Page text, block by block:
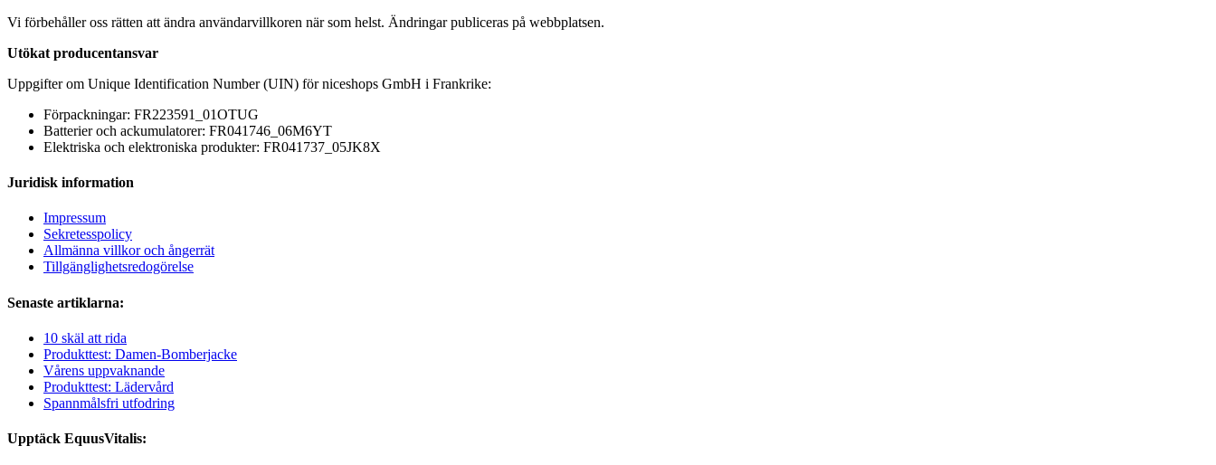
Vi förbehåller oss rätten att ändra användarvillkoren när som helst. Ändringar publiceras på webbplatsen.
Utökat producentansvar
Uppgifter om Unique Identification Number (UIN) för niceshops GmbH i Frankrike:
Förpackningar: FR223591_01OTUG
Batterier och ackumulatorer: FR041746_06M6YT
Elektriska och elektroniska produkter: FR041737_05JK8X
Juridisk information
Impressum
Sekretesspolicy
Allmänna villkor och ångerrät
Tillgänglighetsredogörelse
Senaste artiklarna:
10 skäl att rida
Produkttest: Damen-Bomberjacke
Vårens uppvaknande
Produkttest: Lädervård
Spannmålsfri utfodring
Upptäck EquusVitalis: